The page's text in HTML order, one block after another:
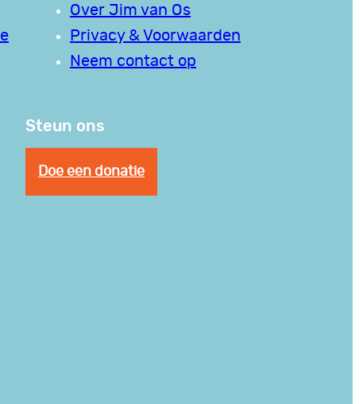
Over Jim van Os
Privacy & Voorwaarden
Neem contact op
Steun ons
Doe een donatie